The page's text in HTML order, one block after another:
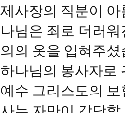
제사장의 직분이
나님은 죄로 더러
의의 옷을 입혀주
하나님의 봉사자로
예수 그리스도의